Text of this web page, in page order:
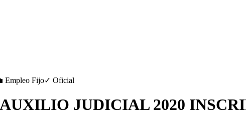
Empleo Fijo✓ Oficial
JUDICIAL 2020